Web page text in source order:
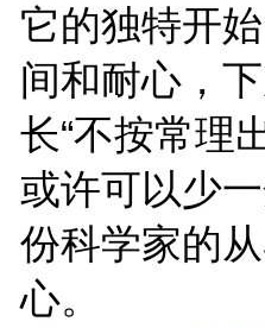
它的独特开
间和耐心，
长“不按常理
或许可以少
份科学家的
心。